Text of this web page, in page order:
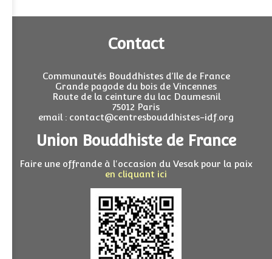
Contact
Communautés Bouddhistes d’Ile de France
Grande pagode du bois de Vincennes
Route de la ceinture du lac Daumesnil
75012 Paris
email : contact@centresbouddhistes-idf.org
Union Bouddhiste de France
Faire une offrande à l'occasion du Vesak pour la paix
en cliquant ici